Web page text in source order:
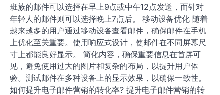
班族的邮件可以选择在早上9点或中午12点发送，而针对
年轻人的邮件则可以选择晚上7点后。 移动设备优化 随着
越来越多的用户通过移动设备查看邮件，确保邮件在手机
上优化至关重要。使用响应式设计，使邮件在不同屏幕尺
寸上都能良好显示。 简化内容，确保重要信息在首屏可
见，避免使用过大的图片和复杂的布局，以提升用户体
验。测试邮件在多种设备上的显示效果，以确保一致性。
如何提升电子邮件营销的转化率? 提升电子邮件营销的转